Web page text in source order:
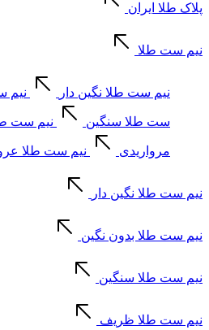
پلاک طلا ایران
نیم ست طلا
نیم ست طلا نگین دار نیم
ست طلا سنگین نیم ست
مرواریدی نیم ست طلا
نیم ست طلا نگین دار
نیم ست طلا بدون نگین
نیم ست طلا سنگین
نیم ست طلا ظریف